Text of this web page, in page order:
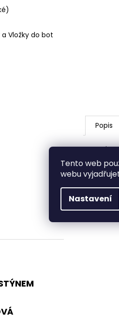
Tento web
webu
Nastavení
Vložky do bot
Popis
Popis